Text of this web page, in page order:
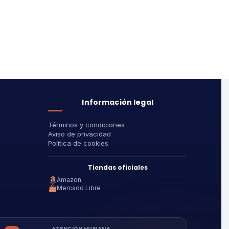
Información legal
Términos y condiciones
Aviso de privacidad
Política de cookies
Tiendas oficiales
Amazon
Mercado Libre